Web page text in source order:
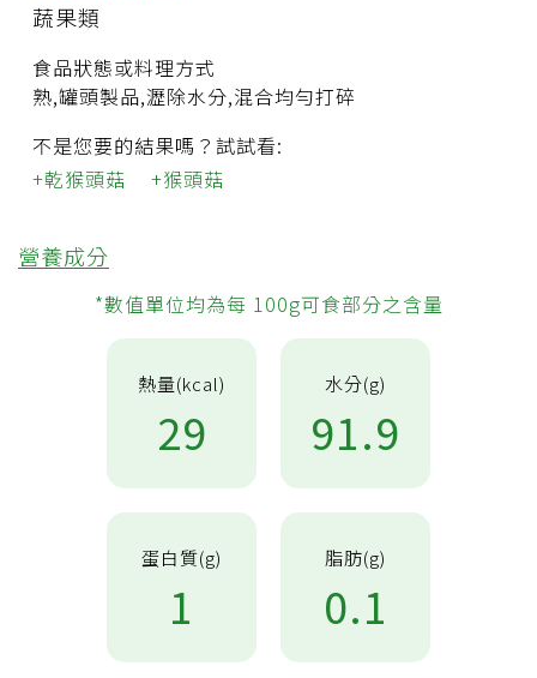
蔬果類
食品狀態或料理方式
熟,罐頭製品,瀝除水分,混合均勻打碎
不是您要的結果嗎？試試看:
乾猴頭菇
猴頭菇
營養成分
*數值單位均為每 100g可食部分之含量
熱量(kcal)
29
水分(g)
91.9
蛋白質(g)
1
脂肪(g)
0.1